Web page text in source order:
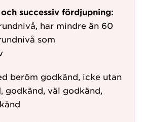
successiv fördjupning:
har mindre än 60
som
beröm godkänd, icke utan
godkänd, väl godkänd,